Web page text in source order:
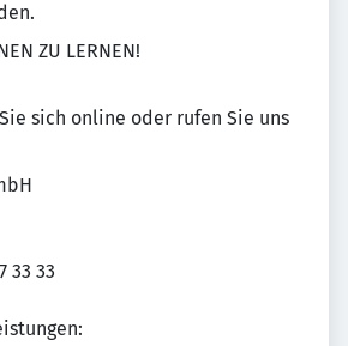
ZU LERNEN!
sich online oder rufen Sie uns
33 33